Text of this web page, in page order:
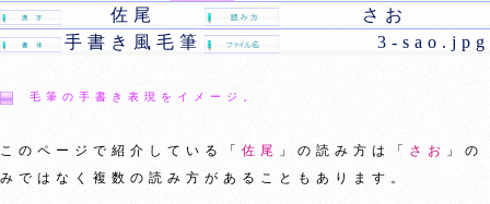
佐尾
さお
手書き風毛筆
3-sao.jpg
毛筆の手書き表現をイメージ。
このページで紹介している「 佐尾 」の読み方は「 さお
」の
みではなく複数の読み方があることもあります。